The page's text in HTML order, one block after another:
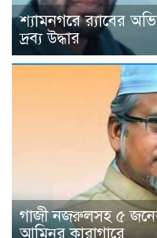
শ্যামনগরে র‍্যাবের
দ্রব্য উদ্ধার
গাজী নজরুলসহ ৫
আমিনুর কারাগারে